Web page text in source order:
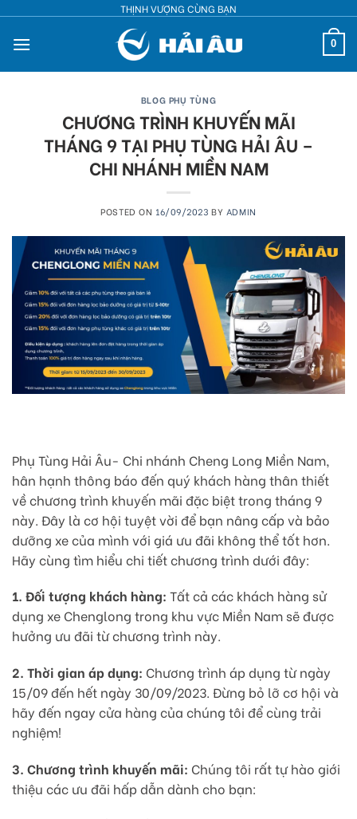
content
THỊNH VƯỢNG CÙNG BẠN
0
BLOG PHỤ TÙNG
CHƯƠNG TRÌNH KHUYẾN MÃI
THÁNG 9 TẠI PHỤ TÙNG HẢI ÂU –
CHI NHÁNH MIỀN NAM
POSTED ON 16/09/2023 BY ADMIN
Phụ Tùng Hải Âu- Chi nhánh Cheng Long Miền Nam,
hân hạnh thông báo đến quý khách hàng thân thiết
về chương trình khuyến mãi đặc biệt trong tháng 9
này. Đây là cơ hội tuyệt vời để bạn nâng cấp và bảo
dưỡng xe của mình với giá ưu đãi không thể tốt hơn.
Hãy cùng tìm hiểu chi tiết chương trình dưới đây:
1. Đối tượng khách hàng: Tất cả các khách hàng sử
dụng xe Chenglong trong khu vực Miền Nam sẽ được
hưởng ưu đãi từ chương trình này.
2. Thời gian áp dụng: Chương trình áp dụng từ ngày
15/09 đến hết ngày 30/09/2023. Đừng bỏ lỡ cơ hội và
hãy đến ngay cửa hàng của chúng tôi để cùng trải
nghiệm!
3. Chương trình khuyến mãi: Chúng tôi rất tự hào giới
thiệu các ưu đãi hấp dẫn dành cho bạn: